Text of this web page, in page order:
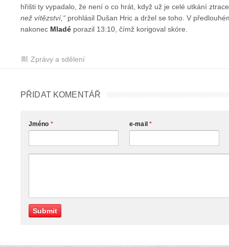
hřišti ty vypadalo, že není o co hrát, když už je celé utkání
než vítězství,“ prohlásil Dušan Hric a držel se toho. V
nakonec Mladé porazil 13:10, čímž korigoval skóre.
Zprávy a sdělení
PŘIDAT KOMENTÁŘ
Jméno * e-mail *